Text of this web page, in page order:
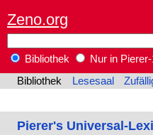
Zeno.org
Bibliothek
Nur in
Bibliothek
Lesesaal
Pierer's Universal-